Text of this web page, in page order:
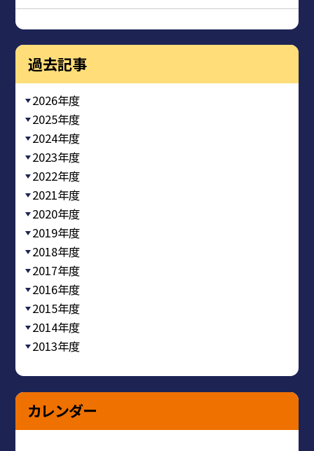
過去記事
2026年度
2025年度
2024年度
2023年度
2022年度
2021年度
2020年度
2019年度
2018年度
2017年度
2016年度
2015年度
2014年度
2013年度
カレンダー